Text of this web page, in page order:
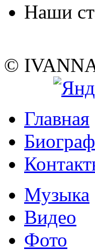
Наши
©
Главная
Музыка
Видео
Фото